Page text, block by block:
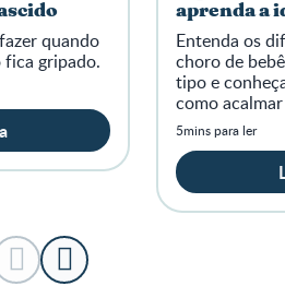
quando
fica gripado.
aprenda a
Entenda os
choro de
tipo e
como
momentos
5mins para ler